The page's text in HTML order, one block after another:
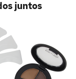
juntos